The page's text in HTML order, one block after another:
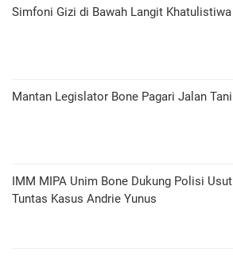
​Simfoni Gizi di Bawah Langit Khatulistiwa
Mantan Legislator Bone Pagari Jalan Tani
IMM MIPA Unim Bone Dukung Polisi Usut
Tuntas Kasus Andrie Yunus